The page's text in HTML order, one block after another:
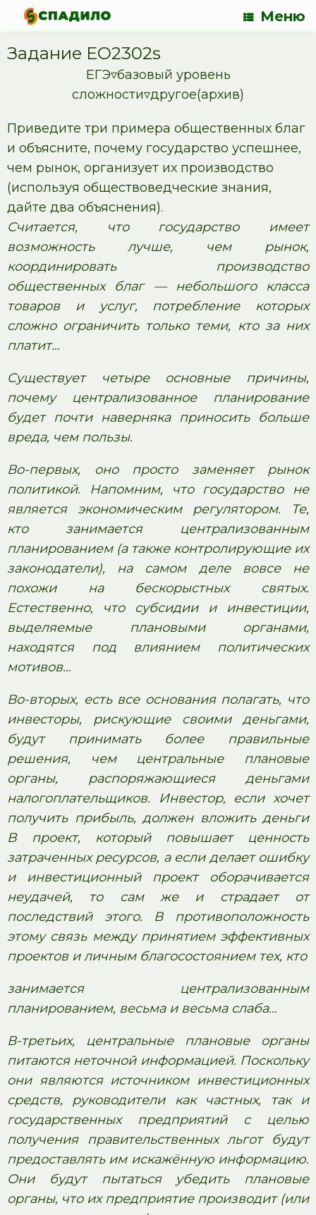
Меню
Задание EO2302s
ЕГЭ▿базовый уровень
сложности▿другое(архив)
Приведите три примера общественных благ
и объясните, почему государство успешнее,
чем рынок, организует их производство
(используя обществоведческие знания,
дайте два объяснения).
Считается, что государство имеет
возможность лучше, чем рынок,
координировать производство
общественных благ — небольшого класса
товаров и услуг, потребление которых
сложно ограничить только теми, кто за них
платит…
Существует четыре основные причины,
почему централизованное планирование
будет почти наверняка приносить больше
вреда, чем пользы.
Во-первых, оно просто заменяет рынок
политикой. Напомним, что государство не
является экономическим регулятором. Те,
кто занимается централизованным
планированием (а также контролирующие их
законодатели), на самом деле вовсе не
похожи на бескорыстных святых.
Естественно, что субсидии и инвестиции,
выделяемые плановыми органами,
находятся под влиянием политических
мотивов…
Во-вторых, есть все основания полагать, что
инвесторы, рискующие своими деньгами,
будут принимать более правильные
решения, чем центральные плановые
органы, распоряжающиеся деньгами
налогоплательщиков. Инвестор, если хочет
получить прибыль, должен вложить деньги
B проект, который повышает ценность
затраченных ресурсов, а если делает ошибку
и инвестиционный проект оборачивается
неудачей, то сам же и страдает от
последствий этого. В противоположность
этому связь между принятием эффективных
проектов и личным благосостоянием тех, кто
занимается централизованным
планированием, весьма и весьма слаба…
В-третьих, центральные плановые органы
питаются неточной информацией. Поскольку
они являются источником инвестиционных
средств, руководители как частных, так и
государственных предприятий с целью
получения правительственных льгот будут
предоставлять им искажённую информацию.
Они будут пытаться убедить плановые
органы, что их предприятие производит (или